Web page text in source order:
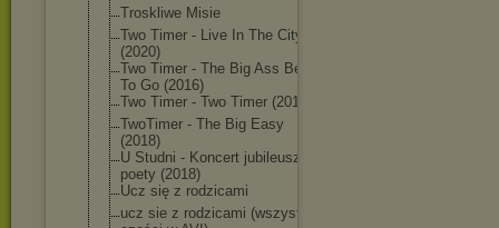
Troskliwe Misie
Two Timer - Live In The City
(2020)
Two Timer - The Big Ass Beer
To Go (2016)
Two Timer - Two Timer (2014)
TwoTimer - The Big Easy
(2018)
U Studni - Koncert jubileusz
poety (2018)
Ucz się z rodzicami
ucz sie z rodzicami (wszystkie